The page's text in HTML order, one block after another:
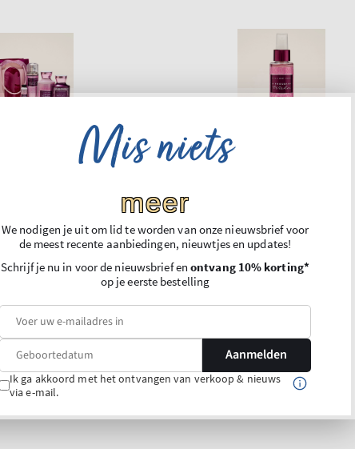
Mis niets
meer
We nodigen je uit om lid te worden van onze nieuwsbrief voor
de meest recente aanbiedingen, nieuwtjes en updates!
Schrijf je nu in voor de nieuwsbrief en ontvang 10% korting*
op je eerste bestelling
Aanmelden
Ik ga akkoord met het ontvangen van verkoop & nieuws
via e-mail.